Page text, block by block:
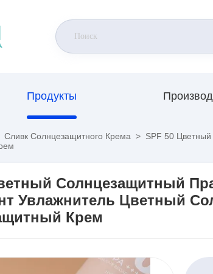
Продукты
Сливк Солнцезащитного Крема > SPF 50
Солнцезащитный
Увлажнитель Цветный
Крем